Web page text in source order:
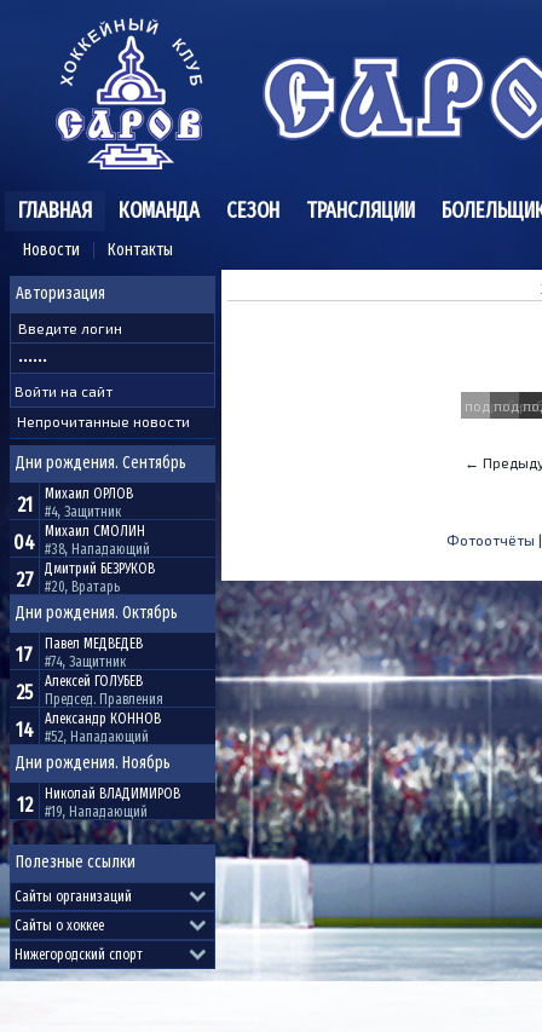
ГЛАВНАЯ
Новости Контакты
КОМАНДА СЕЗОН ТРАНСЛЯЦИИ
Авторизация
Непрочитанные новости
Дни рождения. Сентябрь
21 Михаил ОРЛОВ
#4, Защитник
04 Михаил СМОЛИН
#38, Нападающий
27 Дмитрий БЕЗРУКОВ
#20, Вратарь
Дни рождения. Октябрь
17 Павел МЕДВЕДЕВ
#74, Защитник
25 Алексей ГОЛУБЕВ
Председ. Правления
14 Александр КОННОВ
#52, Нападающий
Дни рождения. Ноябрь
12 Николай ВЛАДИМИРОВ
#19, Нападающий
Полезные ссылки
подробнее
←
Фотоотчёты